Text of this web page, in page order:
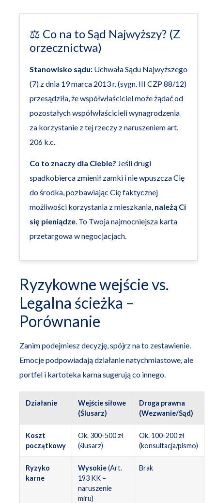
⚖️ Co na to Sąd Najwyższy? (Z
orzecznictwa)
Stanowisko sądu: Uchwała Sądu Najwyższego
(7) z dnia 19 marca 2013 r. (sygn. III CZP 88/12)
przesądziła, że współwłaściciel może żądać od
pozostałych współwłaścicieli wynagrodzenia
za korzystanie z tej rzeczy z naruszeniem art.
206 k.c.
Co to znaczy dla Ciebie? Jeśli drugi
spadkobierca zmienił zamki i nie wpuszcza Cię
do środka, pozbawiając Cię faktycznej
możliwości korzystania z mieszkania, należą Ci
się pieniądze. To Twoja najmocniejsza karta
przetargowa w negocjacjach.
Ryzykowne wejście vs.
Legalna ścieżka –
Porównanie
Zanim podejmiesz decyzję, spójrz na to zestawienie.
Emocje podpowiadają działanie natychmiastowe, ale
portfel i kartoteka karna sugerują co innego.
Działanie
Wejście siłowe
(Ślusarz)
Droga prawna
(Wezwanie/Sąd)
Koszt
początkowy
Ok. 300-500 zł
(ślusarz)
Ok. 100-200 zł
(konsultacja/pismo)
Ryzyko
karne
Wysokie(Art.
193 KK –
naruszenie
miru)
Brak